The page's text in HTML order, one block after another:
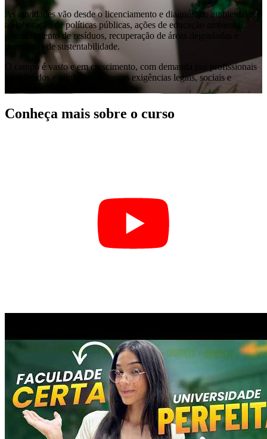
As atividades vão desde o licenciamento e diagnóstico ambiental até
a elaboração de políticas públicas, ações de educação ambiental,
gerenciamento de resíduos, recuperação de áreas degradadas e
programas de sustentabilidade.
O campo é vasto e em crescimento, com demanda por profissionais
qualificados e alinhados às novas exigências legais, sociais e
Conheça mais sobre o curso